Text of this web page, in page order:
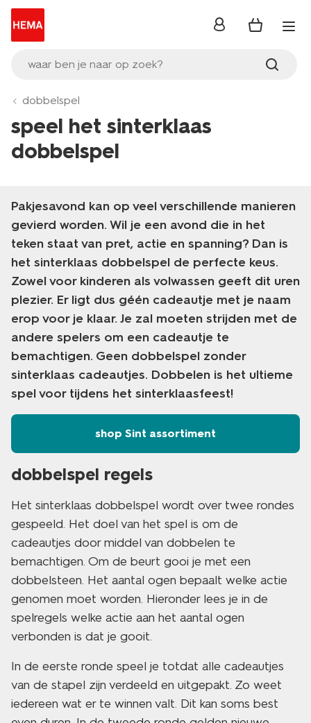
waar ben je naar op zoek?
inloggen
dobbelspel
speel het sinterklaas
dobbelspel
Pakjesavond kan op veel verschillende manieren
gevierd worden. Wil je een avond die in het
teken staat van pret, actie en spanning? Dan is
het sinterklaas dobbelspel de perfecte keus.
Zowel voor kinderen als volwassen geeft dit uren
plezier. Er ligt dus géén cadeautje met je naam
erop voor je klaar. Je zal moeten strijden met de
andere spelers om een cadeautje te
bemachtigen. Geen dobbelspel zonder
sinterklaas cadeautjes. Dobbelen is het ultieme
spel voor tijdens het sinterklaasfeest!
shop Sint assortiment
dobbelspel regels
Het sinterklaas dobbelspel wordt over twee rondes
gespeeld. Het doel van het spel is om de
cadeautjes door middel van dobbelen te
bemachtigen. Om de beurt gooi je met een
dobbelsteen. Het aantal ogen bepaalt welke actie
genomen moet worden. Hieronder lees je in de
spelregels welke actie aan het aantal ogen
verbonden is dat je gooit.
In de eerste ronde speel je totdat alle cadeautjes
van de stapel zijn verdeeld en uitgepakt. Zo weet
iedereen wat er te winnen valt. Dit kan soms best